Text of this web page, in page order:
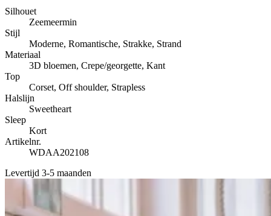
Silhouet
Zeemeermin
Stijl
Moderne, Romantische, Strakke, Strand
Materiaal
3D bloemen, Crepe/georgette, Kant
Top
Corset, Off shoulder, Strapless
Halslijn
Sweetheart
Sleep
Kort
Artikelnr.
WDAA202108
Levertijd 3-5 maanden